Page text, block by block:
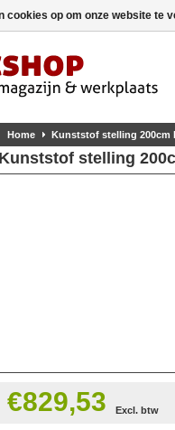
Home Kunststof stelling 200cm
Kunststof stelling
€829,53 Excl. btw
cookies op om onze website te